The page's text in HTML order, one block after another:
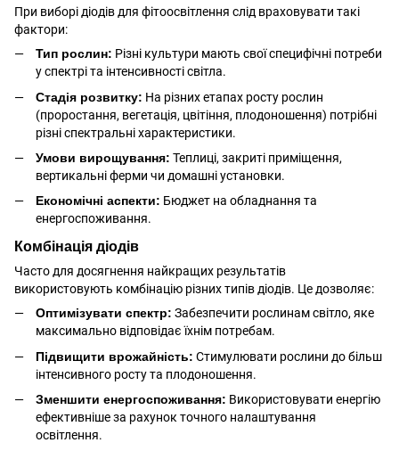
При виборі діодів для фітоосвітлення слід враховувати такі
фактори:
Тип рослин: Різні культури мають свої специфічні потреби
у спектрі та інтенсивності світла.
Стадія розвитку: На різних етапах росту рослин
(проростання, вегетація, цвітіння, плодоношення) потрібні
різні спектральні характеристики.
Умови вирощування: Теплиці, закриті приміщення,
вертикальні ферми чи домашні установки.
Економічні аспекти: Бюджет на обладнання та
енергоспоживання.
Комбінація діодів
Часто для досягнення найкращих результатів
використовують комбінацію різних типів діодів. Це дозволяє:
Оптимізувати спектр: Забезпечити рослинам світло, яке
максимально відповідає їхнім потребам.
Підвищити врожайність: Стимулювати рослини до більш
інтенсивного росту та плодоношення.
Зменшити енергоспоживання: Використовувати енергію
ефективніше за рахунок точного налаштування
освітлення.